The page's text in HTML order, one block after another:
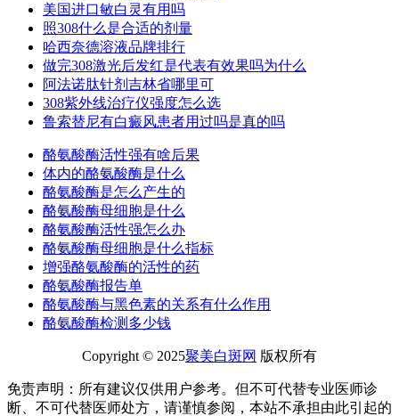
美国进口敏白灵有用吗
照308什么是合适的剂量
哈西奈德溶液品牌排行
做完308激光后发红是代表有效果吗为什么
阿法诺肽针剂吉林省哪里可
308紫外线治疗仪强度怎么选
鲁索替尼有白癜风患者用过吗是真的吗
酪氨酸酶活性强有啥后果
体内的酪氨酸酶是什么
酪氨酸酶是怎么产生的
酪氨酸酶母细胞是什么
酪氨酸酶活性强怎么办
酪氨酸酶母细胞是什么指标
增强酪氨酸酶的活性的药
酪氨酸酶报告单
酪氨酸酶与黑色素的关系有什么作用
酪氨酸酶检测多少钱
Copyright © 2025聚美白斑网 版权所有
免责声明：所有建议仅供用户参考。但不可代替专业医师诊
断、不可代替医师处方，请谨慎参阅，本站不承担由此引起的